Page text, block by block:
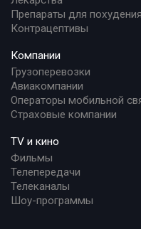
Препараты для похудения
Контрацептивы
Компании
Грузоперевозки
Авиакомпании
Операторы мобильной
Страховые компании
TV и кино
Фильмы
Телепередачи
Телеканалы
Шоу-программы